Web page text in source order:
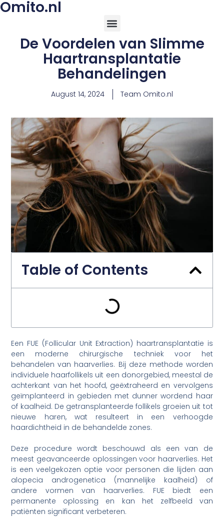
Omito.nl
De Voordelen van Slimme
Haartransplantatie
Behandelingen
August 14, 2024 Team Omito.nl
Table of Contents
Een FUE (Follicular Unit Extraction) haartransplantatie is
een moderne chirurgische techniek voor het
behandelen van haarverlies. Bij deze methode worden
individuele haarfollikels uit een donorgebied, meestal de
achterkant van het hoofd, geëxtraheerd en vervolgens
geïmplanteerd in gebieden met dunner wordend haar
of kaalheid. De getransplanteerde follikels groeien uit tot
nieuwe haren, wat resulteert in een verhoogde
haardichtheid in de behandelde zones.
Deze procedure wordt beschouwd als een van de
meest geavanceerde oplossingen voor haarverlies. Het
is een veelgekozen optie voor personen die lijden aan
alopecia androgenetica (mannelijke kaalheid) of
andere vormen van haarverlies. FUE biedt een
permanente oplossing en kan het zelfbeeld van
patiënten significant verbeteren.